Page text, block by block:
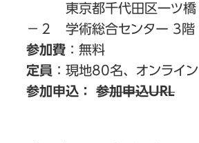
東京都千代田区一ツ橋
−２ 学術総合センター 3階
参加費 ：無料
定員 ：現地80名、オンライ
参加申込：参加申込URL